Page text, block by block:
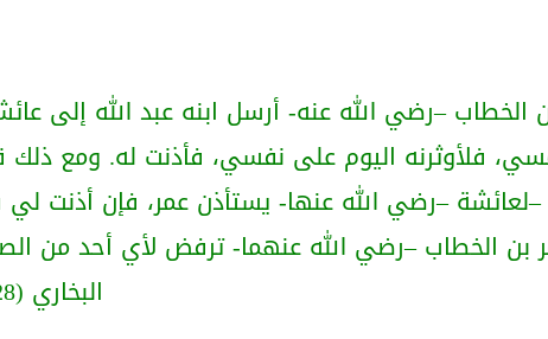
الخطاب –رضي الله عنه- أرسل ابنه عبد الله إلى
فلأوثرنه اليوم على نفسي، فأذنت له. ومع
–رضي الله عنها- يستأذن عمر، فإن أذنت لي
بن الخطاب –رضي الله عنهما- ترفض لأي أحد من
البخاري (7328)